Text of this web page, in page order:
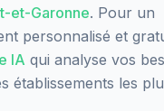
et-Garonne. Pour un
personnalisé et
IA qui analyse vos
établissements les